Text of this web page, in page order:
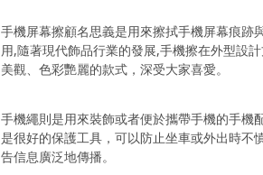
手機屏幕擦顧名思義是用來擦拭手機屏幕痕跡
用,隨著現代飾品行業的發展,手機擦在外型設
美觀、色彩艷麗的款式，深受大家喜愛。
手機繩則是用來裝飾或者便於攜帶手機的手機
是很好的保護工具，可以防止坐車或外出時不
告信息廣泛地傳播。